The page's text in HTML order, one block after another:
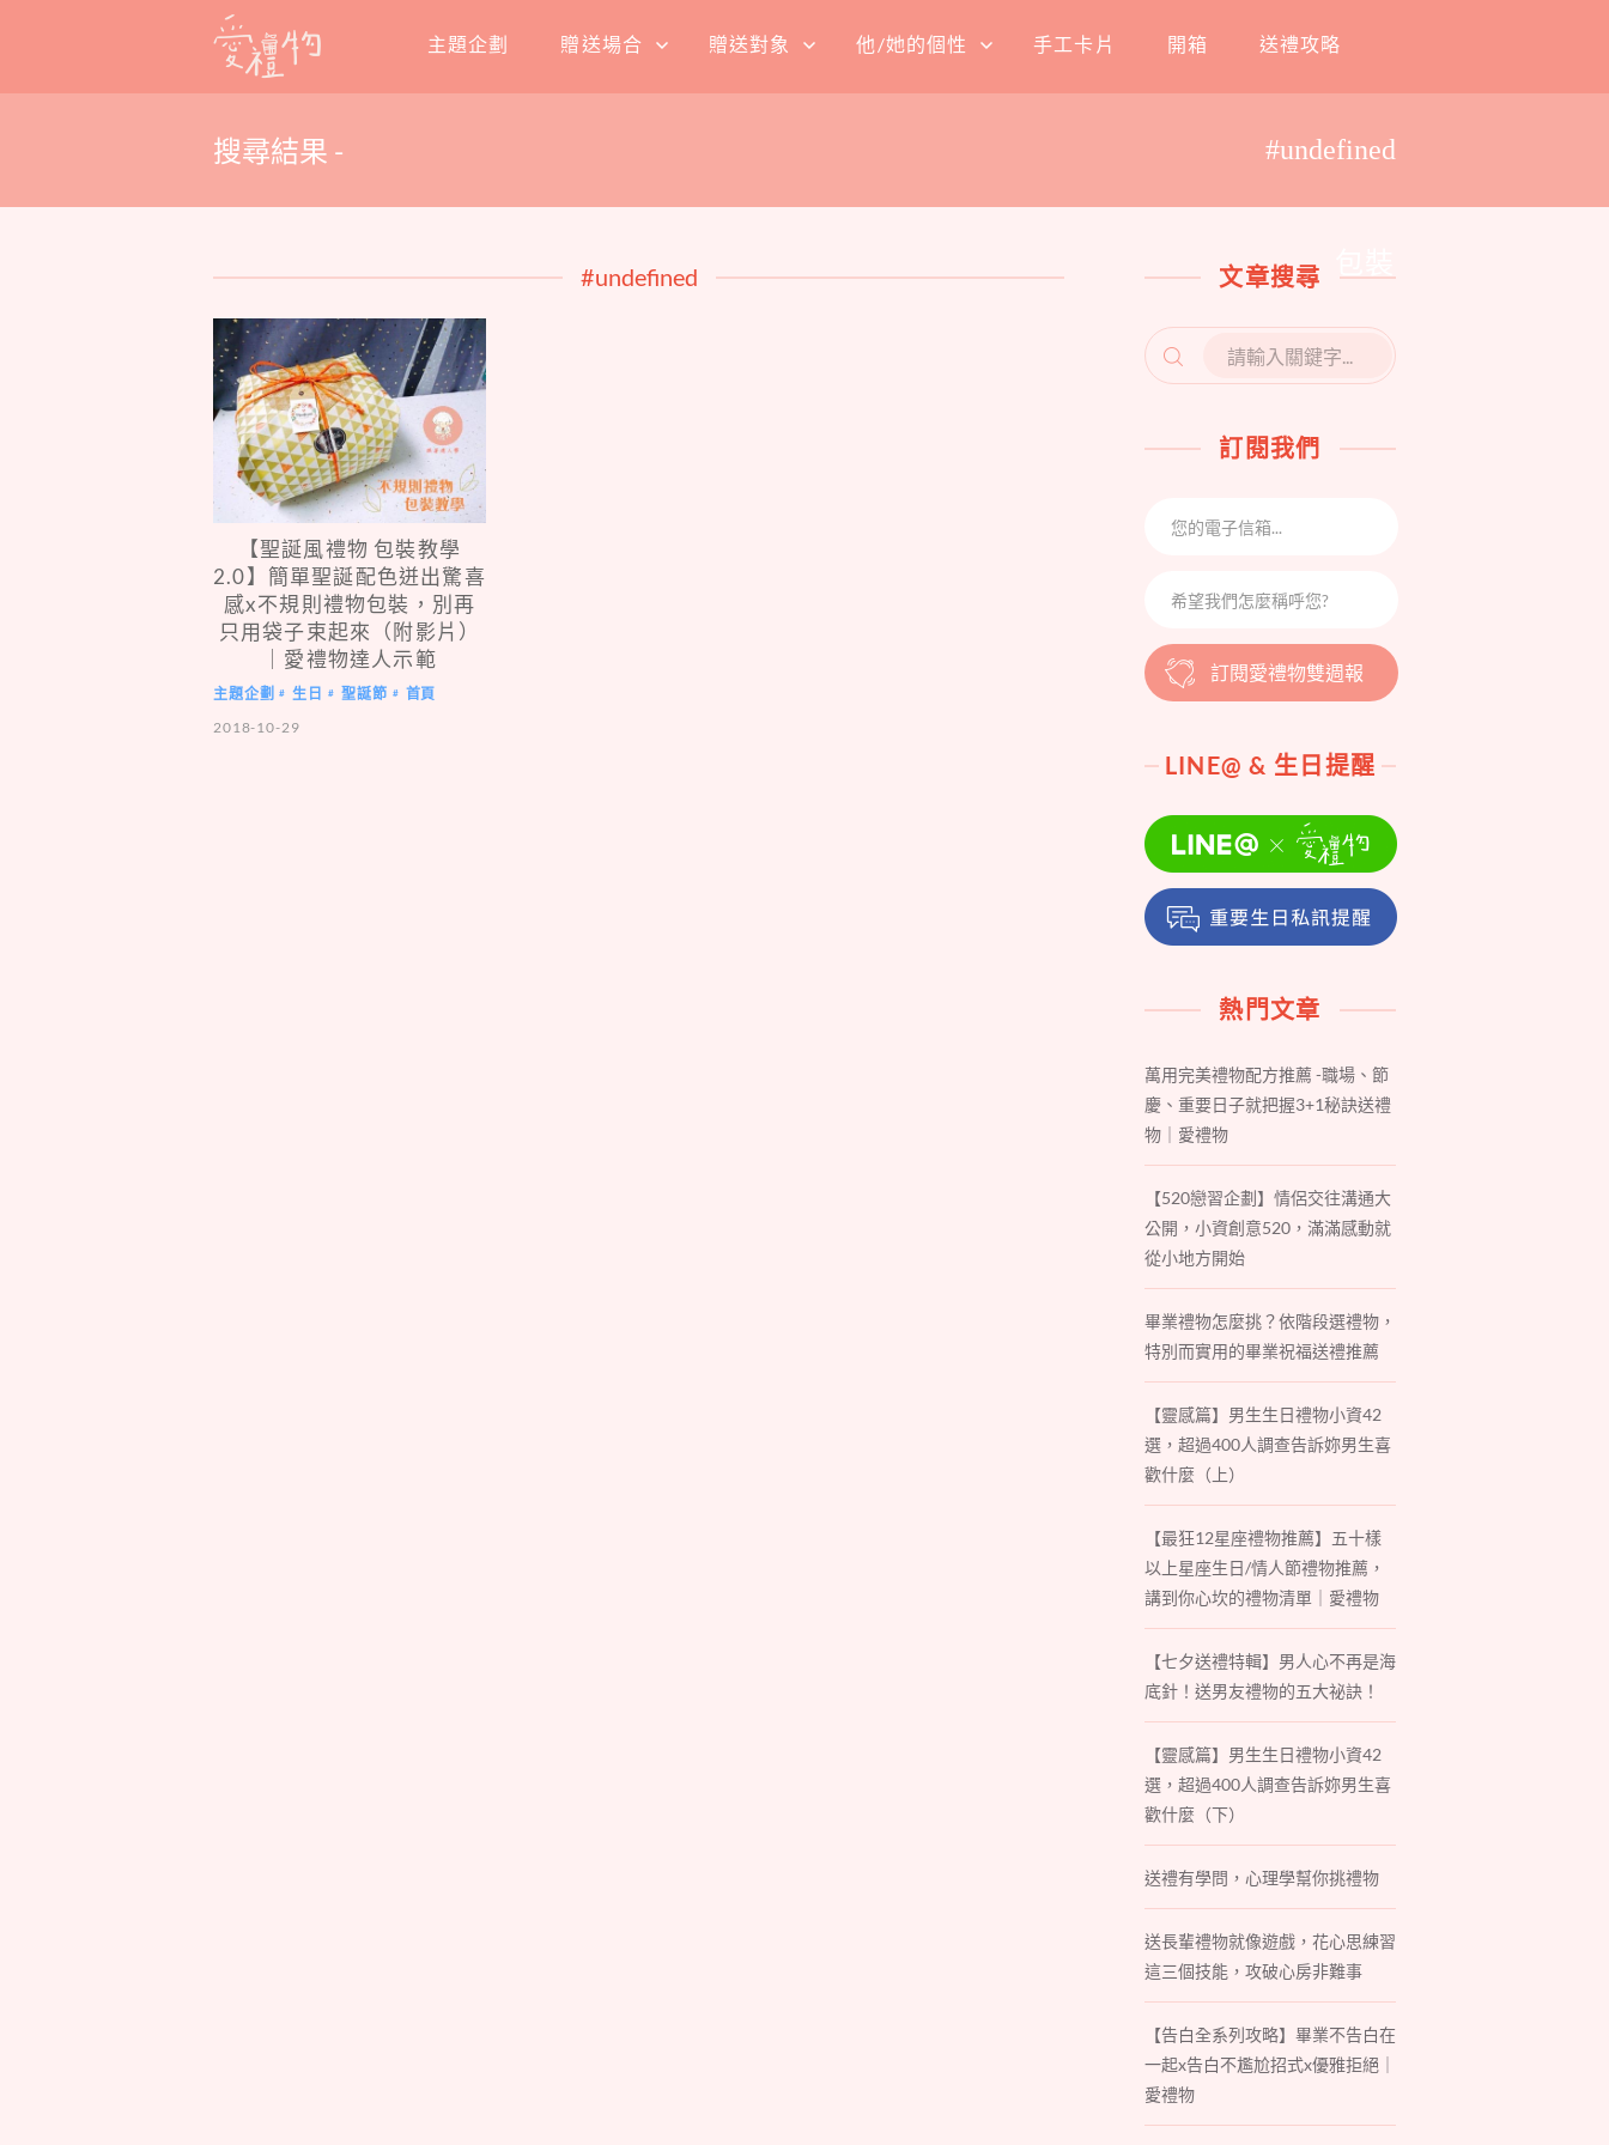
content
主題企劃 贈送場合 贈送對象 他/她的個性 手工卡片 開箱 送禮攻略
搜尋結果 - #undefined
#undefined
【聖誕風禮物 包裝教學
2.0】簡單聖誕配色迸出驚喜
感x不規則禮物包裝，別再
只用袋子束起來（附影片）
｜愛禮物達人示範
主題企劃 # 生日 # 聖誕節 #
首頁
2018-10-29
文章搜尋
SEARCH
FOR:
訂閱我們
訂閱愛禮物雙週報
LINE@ & 生日提醒
熱門文章
萬用完美禮物配方推薦 -職場、節
慶、重要日子就把握3+1秘訣送禮
物｜愛禮物
【520戀習企劃】情侶交往溝通大
公開，小資創意520，滿滿感動就
從小地方開始
畢業禮物怎麼挑？依階段選禮物，
特別而實用的畢業祝福送禮推薦
【靈感篇】男生生日禮物小資42
選，超過400人調查告訴妳男生喜
歡什麼（上）
【最狂12星座禮物推薦】五十樣
以上星座生日/情人節禮物推薦，
講到你心坎的禮物清單｜愛禮物
【七夕送禮特輯】男人心不再是海
底針！送男友禮物的五大祕訣！
【靈感篇】男生生日禮物小資42
選，超過400人調查告訴妳男生喜
歡什麼（下）
送禮有學問，心理學幫你挑禮物
送長輩禮物就像遊戲，花心思練習
這三個技能，攻破心房非難事
【告白全系列攻略】畢業不告白在
一起x告白不尷尬招式x優雅拒絕｜
愛禮物